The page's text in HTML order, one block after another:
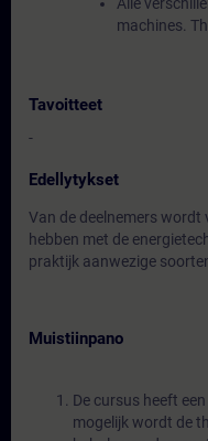
machines.
Tavoitteet
-
Edellytykset
Van de deelnemers
hebben met de
praktijk aanwezige
Muistiinpano
De cursus heeft
mogelijk wordt de